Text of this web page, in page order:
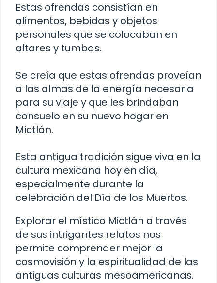
Estas ofrendas consistían en
alimentos, bebidas y objetos
personales que se colocaban en
altares y tumbas.
Se creía que estas ofrendas proveían
a las almas de la energía necesaria
para su viaje y que les brindaban
consuelo en su nuevo hogar en
Mictlán.
Esta antigua tradición sigue viva en la
cultura mexicana hoy en día,
especialmente durante la
celebración del Día de los Muertos.
Explorar el místico Mictlán a través
de sus intrigantes relatos nos
permite comprender mejor la
cosmovisión y la espiritualidad de las
antiguas culturas mesoamericanas.